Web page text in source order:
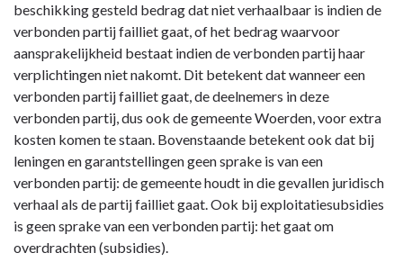
beschikking gesteld bedrag dat niet verhaalbaar is indien de
verbonden partij failliet gaat, of het bedrag waarvoor
aansprakelijkheid bestaat indien de verbonden partij haar
verplichtingen niet nakomt. Dit betekent dat wanneer een
verbonden partij failliet gaat, de deelnemers in deze
verbonden partij, dus ook de gemeente Woerden, voor extra
kosten komen te staan. Bovenstaande betekent ook dat bij
leningen en garantstellingen geen sprake is van een
verbonden partij: de gemeente houdt in die gevallen juridisch
verhaal als de partij failliet gaat. Ook bij exploitatiesubsidies
is geen sprake van een verbonden partij: het gaat om
overdrachten (subsidies).